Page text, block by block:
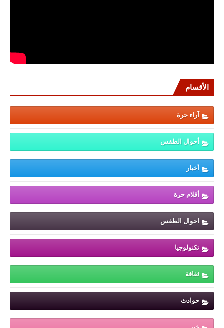
الأقسام
آراء حرة
أحوال الطقس
أخبار
أقلام حرة
احوال الطقس
تكنولوجيا
ثقافة
حوادث